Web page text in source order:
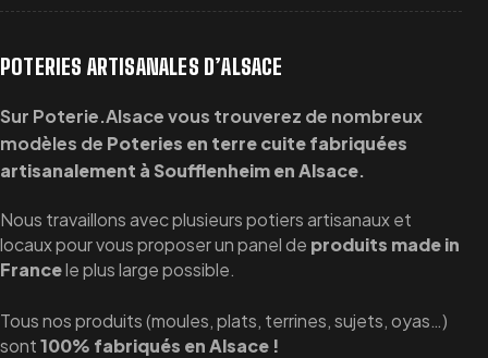
POTERIES ARTISANALES D’ALSACE
Sur Poterie.Alsace vous trouverez de nombreux
modèles de Poteries en terre cuite fabriquées
artisanalement à Soufflenheim en Alsace.
Nous travaillons avec plusieurs potiers artisanaux et
locaux pour vous proposer un panel de produits made in
Francele plus large possible.
Tous nos produits (moules, plats, terrines, sujets, oyas…)
sont100% fabriqués en Alsace !